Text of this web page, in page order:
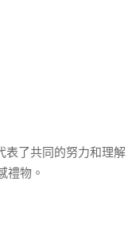
了共同的努力和理解
禮物。